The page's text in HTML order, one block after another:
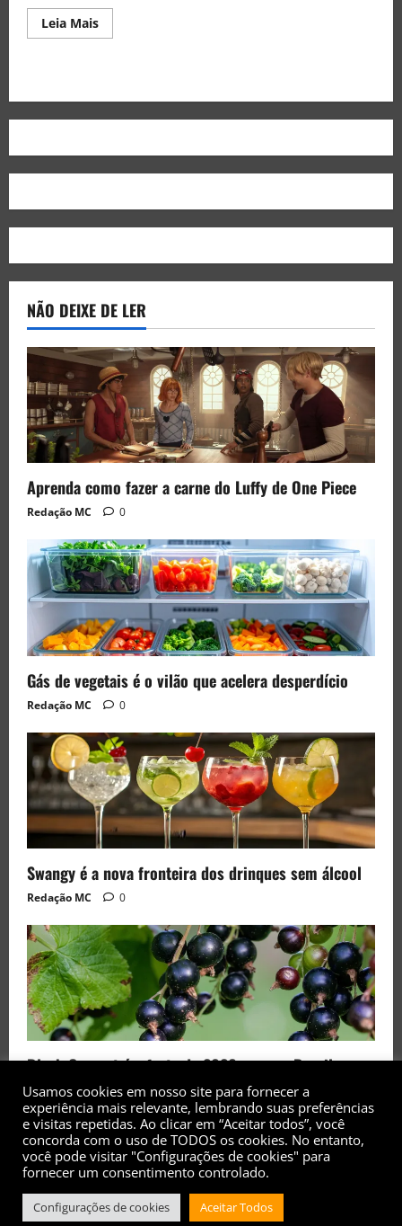
Leia Mais
NÃO DEIXE DE LER
Aprenda como fazer a carne do Luffy de One Piece
Redação MC 0
Gás de vegetais é o vilão que acelera desperdício
Redação MC 0
Swangy é a nova fronteira dos drinques sem álcool
Redação MC 0
Black Currant é a fruta de 2026 rara no Brasil
Redação MC 0
Copyright© 2017 - 2026 - Todos os direitos
Usamos cookies em nosso site para fornecer a
experiência mais relevante, lembrando suas preferências
e visitas repetidas. Ao clicar em “Aceitar todos”, você
concorda com o uso de TODOS os cookies. No entanto,
você pode visitar "Configurações de cookies" para
fornecer um consentimento controlado.
Configurações de cookies Aceitar Todos